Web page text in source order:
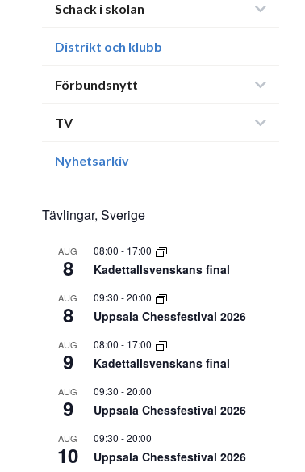
Schack i skolan
Distrikt och klubb
Förbundsnytt
TV
Nyhetsarkiv
Tävlingar, Sverige
AUG
8
08:00 - 17:00
Kadettallsvenskans final
AUG
8
09:30 -20:00
Uppsala Chessfestival 2026
AUG
9
08:00 - 17:00
Kadettallsvenskans final
AUG
9
09:30 -20:00
Uppsala Chessfestival 2026
AUG
10
09:30 -20:00
Uppsala Chessfestival 2026